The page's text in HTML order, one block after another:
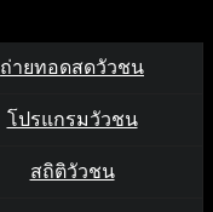
ถ่ายทอดสดวัวชน
โปรแกรมวัวชน
สถิติวัวชน